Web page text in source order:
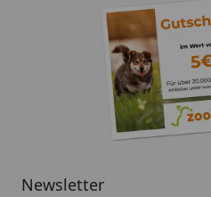
Newsletter